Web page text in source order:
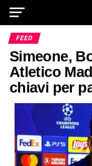
FEED
Simeone,
Atletico
chiavi per